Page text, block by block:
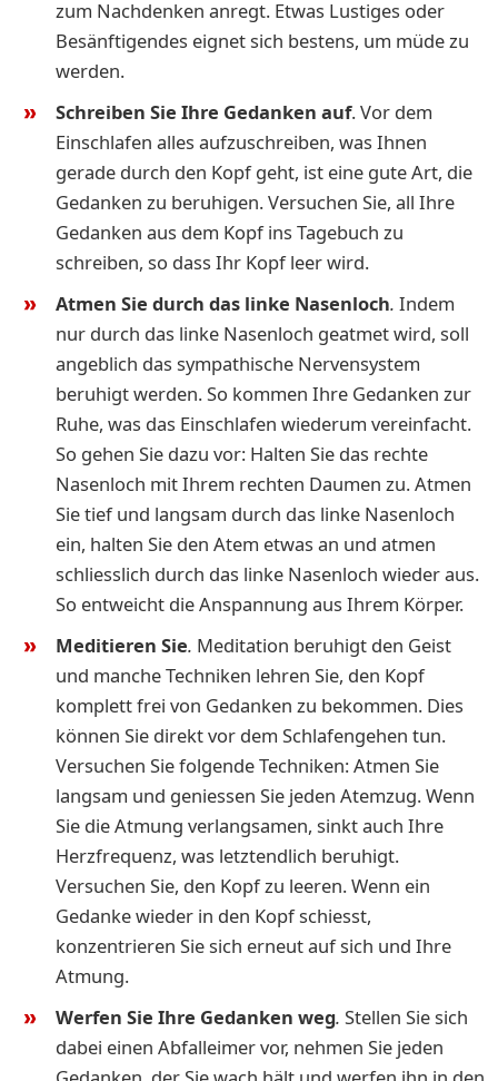
zum Nachdenken anregt. Etwas Lustiges oder
Besänftigendes eignet sich bestens, um müde zu
werden.
Schreiben Sie Ihre Gedanken auf.Vor dem
Einschlafen alles aufzuschreiben, was Ihnen
gerade durch den Kopf geht, ist eine gute Art, die
Gedanken zu beruhigen. Versuchen Sie, all Ihre
Gedanken aus dem Kopf ins Tagebuch zu
schreiben, so dass Ihr Kopf leer wird.
Atmen Sie durch das linke Nasenloch. Indem
nur durch das linke Nasenloch geatmet wird, soll
angeblich das sympathische Nervensystem
beruhigt werden. So kommen Ihre Gedanken zur
Ruhe, was das Einschlafen wiederum vereinfacht.
So gehen Sie dazu vor: Halten Sie das rechte
Nasenloch mit Ihrem rechten Daumen zu. Atmen
Sie tief und langsam durch das linke Nasenloch
ein, halten Sie den Atem etwas an und atmen
schliesslich durch das linke Nasenloch wieder aus.
So entweicht die Anspannung aus Ihrem Körper.
Meditieren Sie. Meditation beruhigt den Geist
und manche Techniken lehren Sie, den Kopf
komplett frei von Gedanken zu bekommen. Dies
können Sie direkt vor dem Schlafengehen tun.
Versuchen Sie folgende Techniken: Atmen Sie
langsam und geniessen Sie jeden Atemzug. Wenn
Sie die Atmung verlangsamen, sinkt auch Ihre
Herzfrequenz, was letztendlich beruhigt.
Versuchen Sie, den Kopf zu leeren. Wenn ein
Gedanke wieder in den Kopf schiesst,
konzentrieren Sie sich erneut auf sich und Ihre
Atmung.
Werfen Sie Ihre Gedanken weg. Stellen Sie sich
dabei einen Abfalleimer vor, nehmen Sie jeden